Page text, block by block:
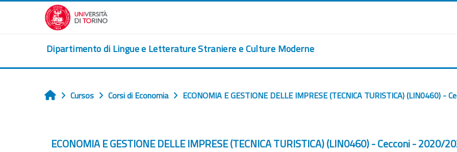
Ves al contingut principal
Dipartimento di Lingue e Letterature Straniere e Culture Moderne
Home
Cursos Corsi di Economia ECONOMIA E GESTIONE DELLE IMPRESE (TECNICA TURISTICA) (LIN0460) -
ECONOMIA E GESTIONE DELLE IMPRESE (TECNICA TURISTICA) (LIN0460) - Cecconi - 2020/